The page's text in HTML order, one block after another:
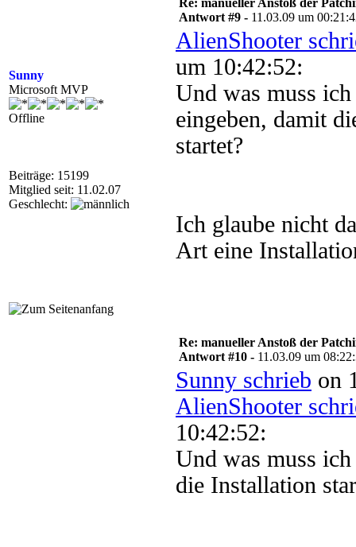
Sunny
Microsoft MVP
Offline
Beiträge: 15199
Mitglied seit: 11.02.07
Geschlecht:
Re: manueller Anstoß der
Antwort #9 - 11.03.09 um
AlienShooter
um 10:42:52:
Und was muss ich
eingeben, damit
startet?
Ich glaube nicht
Art eine
Re: manueller Anstoß der
Antwort #10 - 11.03.09 um
Sunny schrieb on
AlienShooter
10:42:52:
Und was muss
die Installation